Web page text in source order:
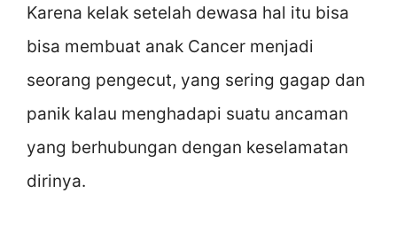
Karena kelak setelah dewasa hal itu bisa
bisa membuat anak Cancer menjadi
seorang pengecut, yang sering gagap dan
panik kalau menghadapi suatu ancaman
yang berhubungan dengan keselamatan
dirinya.